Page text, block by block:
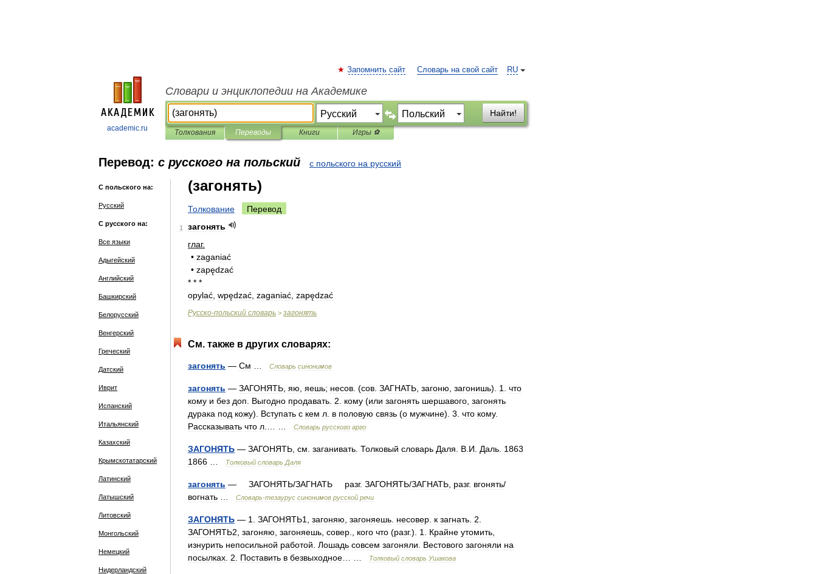
academic.ru
RU
Запомнить сайт Словарь на свой сайт
Словари и энциклопедии на Академике
Найти!
Толкования Переводы Книги Игры ⚽
Перевод: с русского на польский с польского на русский
С польского на:
Русский
С русского на:
Все языки
Адыгейский
Английский
Башкирский
Белорусский
Венгерский
Греческий
Датский
Иврит
Испанский
Итальянский
Казахский
Крымскотатарский
Латинский
Латышский
Литовский
Монгольский
Немецкий
Нидерландский
(загонять)
Толкование Перевод
1
загонять
глаг.
• zaganiać
• zapędzać
* * *
opylać wpędzać zaganiać zapędzać
Русско-польский словарь > загонять
См. также в других словарях:
загонять — См Словарь синонимов
загонять — ЗАГОНЯТЬ яю яешь; несов . (сов ЗАГНАТЬ загоню загонишь). 1
что
кому и без доп Выгодно продавать 2 кому (или загонять шершавого загонять
дурака под кожу). Вступать с кем л в половую связь (о мужчине). 3 что кому.
Рассказывать что л Словарь русского арго
ЗАГОНЯТЬ — ЗАГОНЯТЬ см заганивать Толковый словарь Даля В И Даль 1863
1866
Толковый словарь Даля
загонять — ЗАГОНЯТЬ/ЗАГНАТЬ разг. ЗАГОНЯТЬ/ЗАГНАТЬ разг. вгонять/
вогнать
Словарь-тезаурус синонимов русской речи
ЗАГОНЯТЬ — 1 ЗАГОНЯТЬ1 загоняю загоняешь несовер к загнать 2
ЗАГОНЯТЬ2 загоняю загоняешь совер кого что (разг.). 1 Крайне утомить
изнурить непосильной работой Лошадь совсем загоняли Вестового загоняли на
посылках 2 Поставить в безвыходное Толковый словарь Ушакова